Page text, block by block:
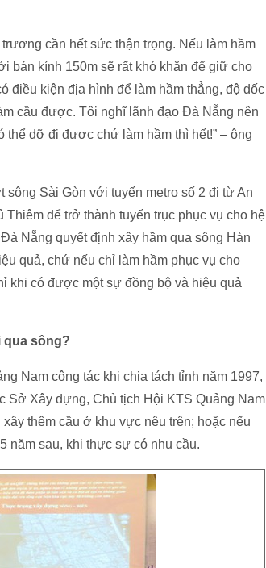
cần hết sức thận trọng. Nếu làm hầm
bán kính 150m sẽ rất khó khăn để giữ cho
điều kiện địa hình để làm hầm thẳng, độ dốc
cầu được. Tôi nghĩ lãnh đạo Đà Nẵng nên
thể dỡ đi được chứ làm hầm thì hết!” – ông
Sài Gòn với tuyến metro số 2 đi từ An
để trở thành tuyến trục phục vụ cho hệ
Nẵng quyết định xây hầm qua sông Hàn
quả, chứ nếu chỉ làm hầm phục vụ cho
khi có được một sự đồng bộ và hiệu quả
qua sông?
Nam công tác khi chia tách tỉnh năm 1997,
Sở Xây dựng, Chủ tịch Hội KTS Quảng Nam
thêm cầu ở khu vực nêu trên; hoặc nếu
năm sau, khi thực sự có nhu cầu.